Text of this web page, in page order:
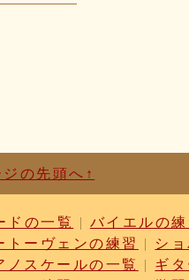
の先頭へ↑
ドの一覧 | バイエルの練
トーヴェンの練習 | シ
ノスケールの一覧 | ギ